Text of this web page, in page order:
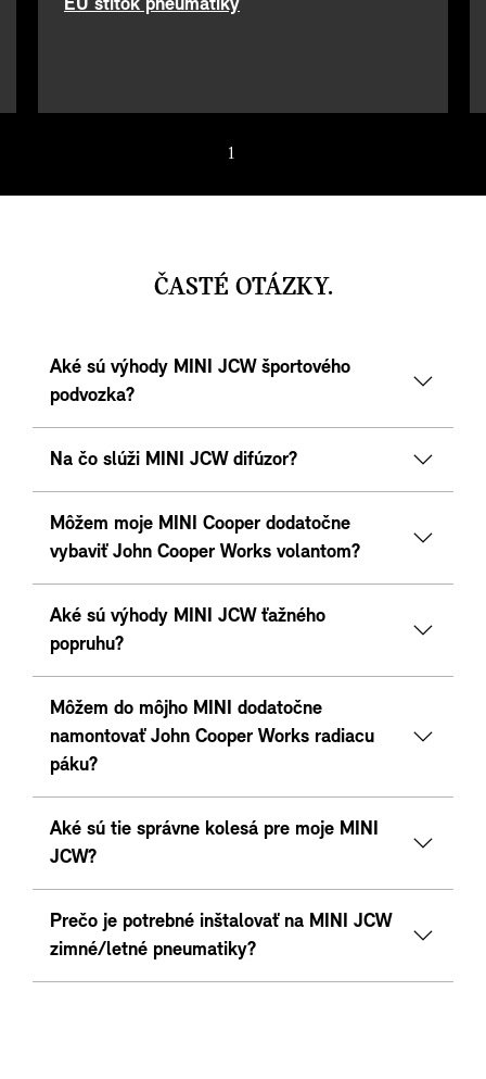
EÚ štítok pneumatiky
1
ČASTÉ OTÁZKY.
Aké sú výhody MINI JCW športového
podvozka?
Na čo slúži MINI JCW difúzor?
Môžem moje MINI Cooper dodatočne
vybaviť John Cooper Works volantom?
Aké sú výhody MINI JCW ťažného
popruhu?
Môžem do môjho MINI dodatočne
namontovať John Cooper Works radiacu
páku?
Aké sú tie správne kolesá pre moje MINI
JCW?
Prečo je potrebné inštalovať na MINI JCW
zimné/letné pneumatiky?